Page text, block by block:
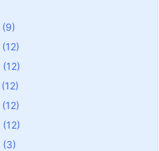
(9)
(12)
(12)
(12)
(12)
(12)
(3)